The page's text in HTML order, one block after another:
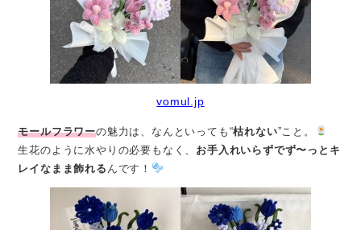
vomul.jp
モールフラワーの魅力は、なんといっても“枯れない”こと。
生花のように水やりの必要もなく、 お手入れいらずでず〜っとキ
レイなまま飾れる んです！